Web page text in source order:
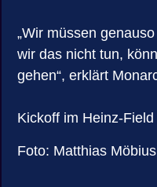
„Wir müssen
wir das nicht tun,
gehen“, erklärt
Kickoff im Heinz-
Foto: Matthias Möbius